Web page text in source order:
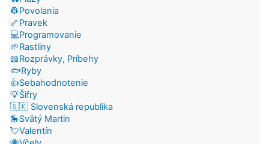
👷Povolania
🦴Pravek
💻Programovanie
🌱Rastliny
📖Rozprávky, Príbehy
🐟Ryby
👍Sebahodnotenie
💡Šifry
🇸🇰 Slovenská republika
🎠Svätý Martin
💘Valentín